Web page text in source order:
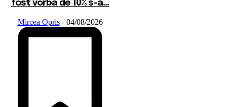
fost vorba de 10% s-a...
Mircea Opris - 04/08/2026